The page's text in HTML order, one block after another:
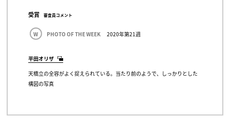
受賞 審査員コメント
W PHOTO OF THE WEEK 2020年第21週
平田オリザ
天橋立の全容がよく捉えられている。当たり前のようで、しっかりとした
構図の写真